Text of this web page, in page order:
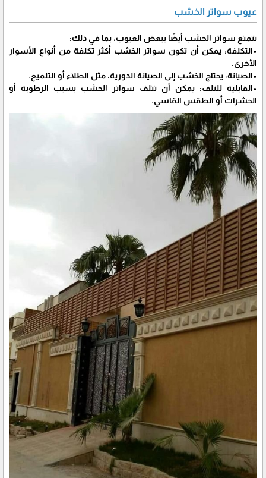
عيوب سواتر الخشب
تتمتع سواتر الخشب أيضًا ببعض العيوب، بما في ذلك:
•التكلفة: يمكن أن تكون سواتر الخشب أكثر تكلفة من أنواع الأسوار
الأخرى.
•الصيانة: يحتاج الخشب إلى الصيانة الدورية، مثل الطلاء أو التلميع.
•القابلية للتلف: يمكن أن تتلف سواتر الخشب بسبب الرطوبة أو
الحشرات أو الطقس القاسي.